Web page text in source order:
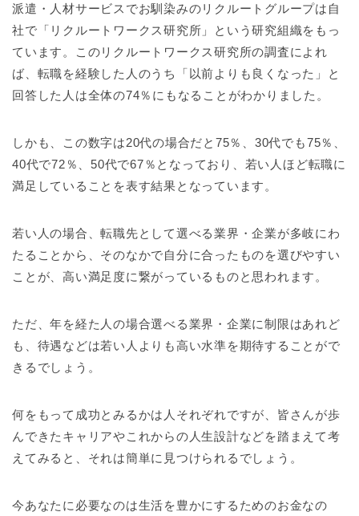
派遣・人材サービスでお馴染みのリクルートグループは自
社で「リクルートワークス研究所」という研究組織をもっ
ています。このリクルートワークス研究所の調査によれ
ば、転職を経験した人のうち「以前よりも良くなった」と
回答した人は全体の74％にもなることがわかりました。
しかも、この数字は20代の場合だと75％、30代でも75％、
40代で72％、50代で67％となっており、若い人ほど転職に
満足していることを表す結果となっています。
若い人の場合、転職先として選べる業界・企業が多岐にわ
たることから、そのなかで自分に合ったものを選びやすい
ことが、高い満足度に繋がっているものと思われます。
ただ、年を経た人の場合選べる業界・企業に制限はあれど
も、待遇などは若い人よりも高い水準を期待することがで
きるでしょう。
何をもって成功とみるかは人それぞれですが、皆さんが歩
んできたキャリアやこれからの人生設計などを踏まえて考
えてみると、それは簡単に見つけられるでしょう。
今あなたに必要なのは生活を豊かにするためのお金なの